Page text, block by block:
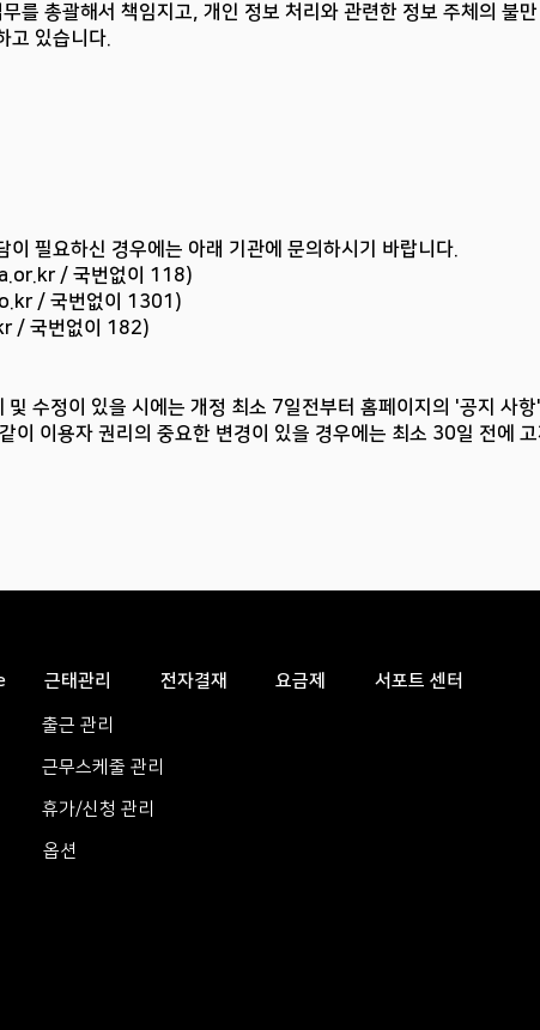
를 총괄해서 책임지고, 개인 정보 처리와 관련한 정보 주체의 불
고 있습니다.
이 필요하신 경우에는 아래 기관에 문의하시기 바랍니다.
/ 국번없이 118)
/ 국번없이 1301)
/ 국번없이 182)
수정이 있을 시에는 개정 최소 7일전부터 홈페이지의 '공지 사
이 이용자 권리의 중요한 변경이 있을 경우에는 최소 30일 전에
근태관리 전자결재 요금제 서포트 센터
출근 관리
근무스케줄 관리
휴가/신청 관리
옵션